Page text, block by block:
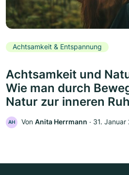
Achtsamkeit & Entspannung
Achtsamkeit und
Wie man durch
Natur zur inneren
AH Von Anita Herrmann ‧ 31. Januar